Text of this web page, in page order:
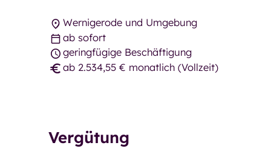
Kontaktformular
Über die GSW
Über die GSW
Aufsichtsrat
Wernigerode und Umgebung
ab sofort
geringfügige Beschäftigung
ab 2.534,55 € monatlich (Vollzeit)
Vergütung